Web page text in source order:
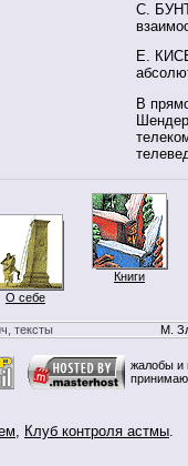
С.
Е.
В
О себе
Книги
тексты М.
жалобы и
, Клуб контроля астмы.